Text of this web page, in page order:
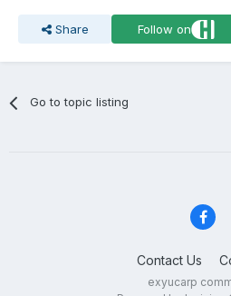
Share Follow on
Go to topic listing
Contact Us
exyucarp